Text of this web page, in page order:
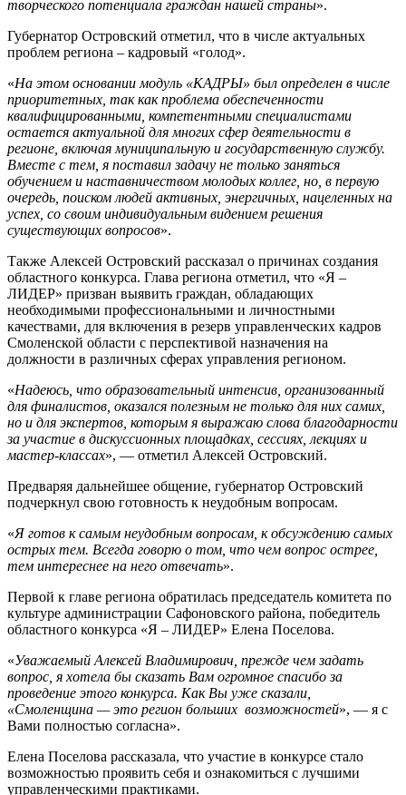
творческого потенциала граждан нашей страны».
Губернатор Островский отметил, что в числе актуальных
проблем региона – кадровый «голод».
«На этом основании модуль «КАДРЫ» был определен в числе
приоритетных, так как проблема обеспеченности
квалифицированными, компетентными специалистами
остается актуальной для многих сфер деятельности в
регионе, включая муниципальную и государственную службу.
Вместе с тем, я поставил задачу не только заняться
обучением и наставничеством молодых коллег, но, в первую
очередь, поиском людей активных, энергичных, нацеленных на
успех, со своим индивидуальным видением решения
существующих вопросов».
Также Алексей Островский рассказал о причинах создания
областного конкурса. Глава региона отметил, что «Я –
ЛИДЕР» призван выявить граждан, обладающих
необходимыми профессиональными и личностными
качествами, для включения в резерв управленческих кадров
Смоленской области с перспективой назначения на
должности в различных сферах управления регионом.
«Надеюсь, что образовательный интенсив, организованный
для финалистов, оказался полезным не только для них самих,
но и для экспертов, которым я выражаю слова благодарности
за участие в дискуссионных площадках, сессиях, лекциях и
мастер-классах», — отметил Алексей Островский.
Предваряя дальнейшее общение, губернатор Островский
подчеркнул свою готовность к неудобным вопросам.
«Я готов к самым неудобным вопросам, к обсуждению самых
острых тем. Всегда говорю о том, что чем вопрос острее,
тем интереснее на него отвечать».
Первой к главе региона обратилась председатель комитета по
культуре администрации Сафоновского района, победитель
областного конкурса «Я – ЛИДЕР» Елена Поселова.
«Уважаемый Алексей Владимирович, прежде чем задать
вопрос, я хотела бы сказать Вам огромное спасибо за
проведение этого конкурса. Как Вы уже сказали,
«Смоленщина — это регион больших возможностей», — я с
Вами полностью согласна».
Елена Поселова рассказала, что участие в конкурсе стало
возможностью проявить себя и ознакомиться с лучшими
управленческими практиками.